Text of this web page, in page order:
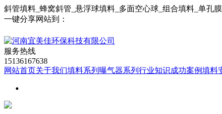
斜管填料_蜂窝斜管_悬浮球填料_多面空心球_组合填料_单孔
一键分享网站到：
服务热线
15136167638
网站首页关于我们填料系列 曝气器系列 行业知识成功案例填料